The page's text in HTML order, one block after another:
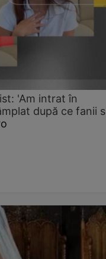
'Am intrat în
după ce fanii